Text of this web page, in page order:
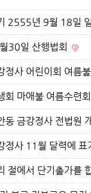
2555년 9월 18일
30일 산행법회
정사 어린이회 여름
회 마애불 여름수련회
동 금강정사 전법원
정사 11월 달력에 표
절에서 단기출가를